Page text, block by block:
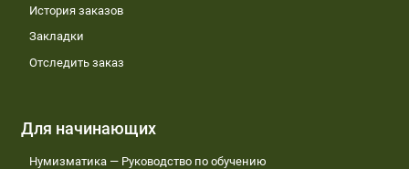
История заказов
Закладки
Отследить заказ
Для начинающих
Нумизматика — Руководство по обучению